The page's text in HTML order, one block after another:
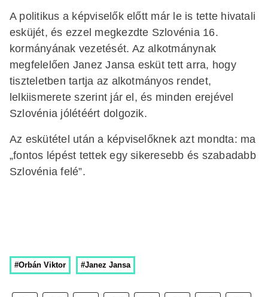
A politikus a képviselők előtt már le is tette hivatali
esküjét, és ezzel megkezdte Szlovénia 16.
kormányának vezetését. Az alkotmánynak
megfelelően Janez Jansa esküt tett arra, hogy
tiszteletben tartja az alkotmányos rendet,
lelkiismerete szerint jár el, és minden erejével
Szlovénia jólétéért dolgozik.
Az eskütétel után a képviselőknek azt mondta: ma
„fontos lépést tettek egy sikeresebb és szabadabb
Szlovénia felé”.
#Orbán Viktor #Janez Jansa